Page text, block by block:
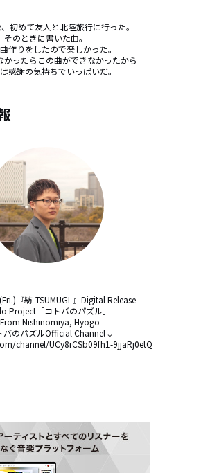
初めて友人と北陸旅行に行った。
そのときに書いた曲。
作りをしたので楽しかった。
かったらこの曲ができなかったから
感謝の気持ちでいっぱいだ。
『紡-TSUMUGI-』Digital Release
Project「コトバのパズル」
From Nishinomiya, Hyogo
バのパズルOfficial Channel↓
channel/UCy8rCSb09fh1-9jjaRj0etQ